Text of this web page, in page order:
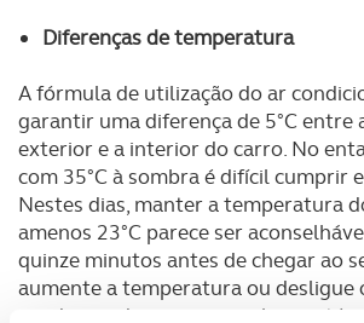
Diferenças de temperatura
A fórmula de utilização do ar
garantir uma diferença de 5°C entre
exterior e a interior do carro. No
com 35°C à sombra é difícil cumprir
Nestes dias, manter a temperatura
amenos 23°C parece ser
quinze minutos antes de chegar ao
aumente a temperatura ou desligue
condicionado para que o choque